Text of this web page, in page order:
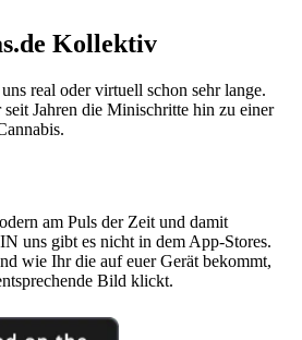
Kollektiv
real oder virtuell schon sehr lange.
Jahren die Minischritte hin zu einer
am Puls der Zeit und damit
uns gibt es nicht in dem App-Stores.
wie Ihr die auf euer Gerät bekommt,
Bild klickt.